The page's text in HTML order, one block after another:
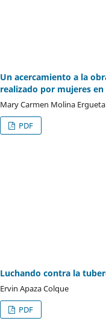
Un acercamiento a la
realizado por mujeres en
Mary Carmen Molina Ergueta
PDF
Luchando contra la
Ervin Apaza Colque
PDF